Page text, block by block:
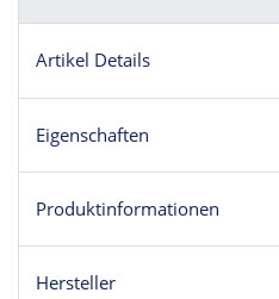
Artikel Details
Eigenschaften
Produktinformationen
Hersteller